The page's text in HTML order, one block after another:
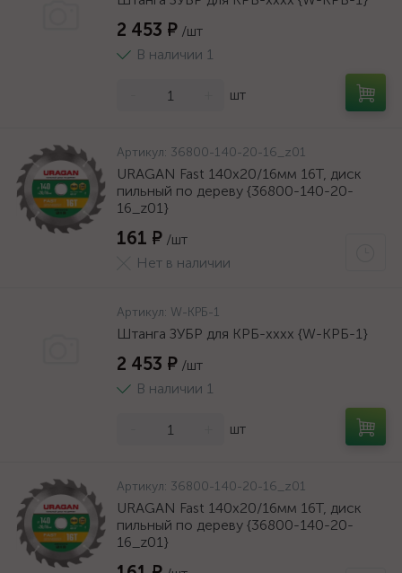
2 453 ₽ /шт
В наличии 1
шт
Артикул: 36800-140-20-16_z01
URAGAN Fast 140x20/16мм 16Т, диск
пильный по дереву {36800-140-20-
16_z01}
161 ₽ /шт
Нет в наличии
Артикул: W-КРБ-1
Штанга ЗУБР для КРБ-хххх {W-КРБ-1}
2 453 ₽ /шт
В наличии 1
шт
Артикул: 36800-140-20-16_z01
URAGAN Fast 140x20/16мм 16Т, диск
пильный по дереву {36800-140-20-
16_z01}